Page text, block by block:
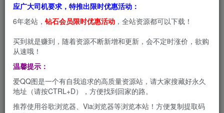
2026-6-29，新增1套，共60套
在二次元文化领域，阿半今天很开心无疑是备受瞩目的一颗
璀璨明星。作为一名才华横溢的Coser和艺术家，她于1993
年7月5日出生于上海，身高164cm，体重50kg。凭借其出众
的颜值和才华，阿半今天很开心在二次元圈收获了数十万的
应广大司机要求，特推出限时优惠活动：
6年老站， 钻石会员限时优惠活动 ，全站资源都可以下载！
买到就是赚到，随着资源不断新增和更新，会不定时涨价，欲购
从速哦！
温馨提示：
爱QQ图是一个有自我追求的高质量资源站，请大家搜藏好永久
地址（请按CTRL+D），方便找到回家的路。
推荐使用谷歌浏览器、Via浏览器等浏览本站！方便复制提取码